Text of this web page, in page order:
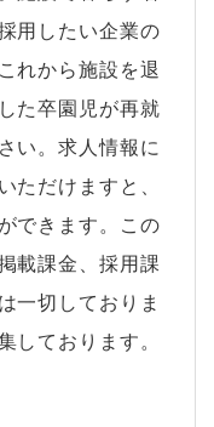
用したい企業の
れから施設を退
た卒園児が再就
い。求人情報に
ただけますと、
できます。この
載課金、採用課
一切しておりま
しております。